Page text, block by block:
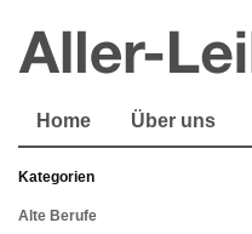
Home Über uns
Kategorien
Alte Berufe